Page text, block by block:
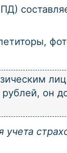
он